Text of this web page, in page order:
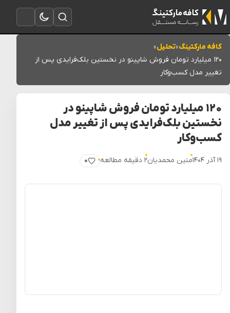
باز کردن منو
تغییر به حالت تاریک
باز کردن جستجو
کافه مارکتینگ»تحلیل»
۱۲۰ میلیارد تومان فروش شاپینو در نخستین بلک‌فرایدی پس از
تغییر مدل کسب‌وکار
۱۲۰ میلیارد تومان فروش شاپینو در
نخستین بلک‌فرایدی پس از تغییر مدل
کسب‌وکار
۱۹ آذر ۱۴۰۴ متین محمدیان۲ دقیقه مطالعه ۰
پسندیدن